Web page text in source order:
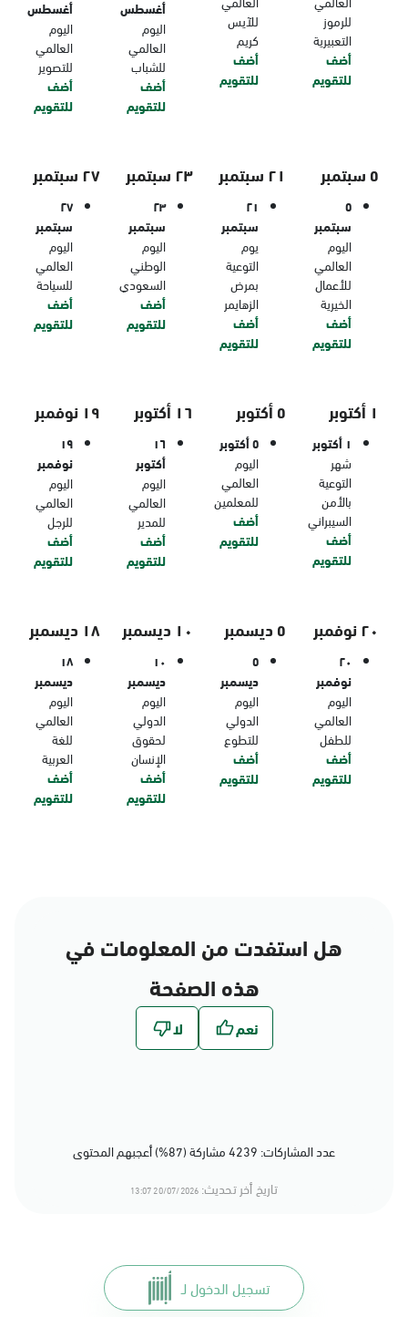
للرموز
التعبيرية
أضف
للتقويم
للآيس
كريم
أضف
للتقويم
أغسطس
اليوم
العالمي
للشباب
أضف
للتقويم
أغسطس
اليوم
العالمي
للتصوير
أضف
للتقويم
٥ سبتمبر
٥
سبتمبر
اليوم
العالمي
للأعمال
الخيرية
أضف
للتقويم
٢١ سبتمبر
٢١
سبتمبر
يوم
التوعية
بمرض
الزهايمر
أضف
للتقويم
٢٣ سبتمبر
٢٣
سبتمبر
اليوم
الوطني
السعودي
أضف
للتقويم
٢٧ سبتمبر
٢٧
سبتمبر
اليوم
العالمي
للسياحة
أضف
للتقويم
١ أكتوبر
١ أكتوبر
شهر
التوعية
بالأمن
السيبراني
أضف
للتقويم
٥ أكتوبر
٥ أكتوبر
اليوم
العالمي
للمعلمين
أضف
للتقويم
١٦ أكتوبر
١٦
أكتوبر
اليوم
العالمي
للمدير
أضف
للتقويم
١٩ نوفمبر
١٩
نوفمبر
اليوم
العالمي
للرجل
أضف
للتقويم
٢٠ نوفمبر
٢٠
نوفمبر
اليوم
العالمي
للطفل
أضف
للتقويم
٥ ديسمبر
٥
ديسمبر
اليوم
الدولي
للتطوع
أضف
للتقويم
١٠ ديسمبر
١٠
ديسمبر
اليوم
الدولي
لحقوق
الإنسان
أضف
للتقويم
١٨ ديسمبر
١٨
ديسمبر
اليوم
العالمي
للغة
العربية
أضف
للتقويم
هل استفدت من المعلومات في
هذه الصفحة
عدد المشاركات: 4239 مشاركة (87%) أعجبهم المحتوى
تاريخ أخر تحديث: 20/07/2026 13:07
تسجيل الدخول لـ